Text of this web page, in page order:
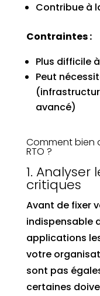
Contribue à
Contraintes :
Plus difficile
Peut
avancé)
Comment bien
RTO ?
1. Analyser
critiques
Avant de fixer
indispensable
applications
votre
sont pas
certaines